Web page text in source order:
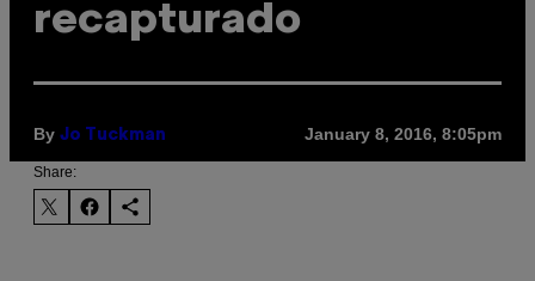
recapturado
By Jo Tuckman January 8, 2016, 8:05pm
Share: